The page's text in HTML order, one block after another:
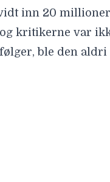
inn 20
kritikerne var
ble den aldri